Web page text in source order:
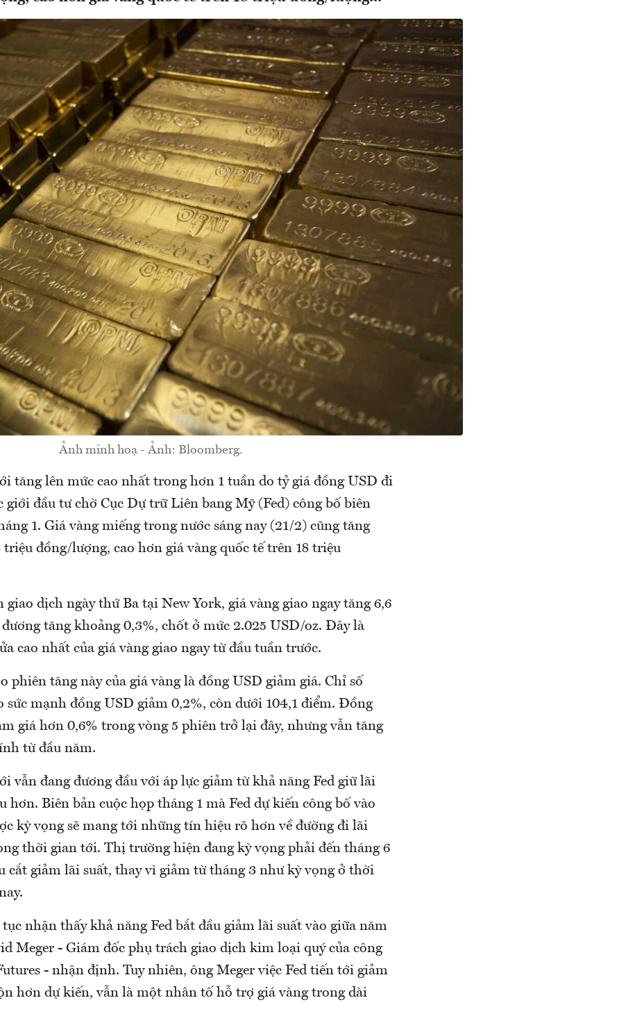
Ảnh minh hoạ - Ảnh: Bloomberg.
tăng lên mức cao nhất trong hơn 1 tuần do tỷ giá đồng USD đi
giới đầu tư chờ Cục Dự trữ Liên bang Mỹ (Fed) công bố biên
1. Giá vàng miếng trong nước sáng nay (21/2) cũng tăng
đồng/lượng, cao hơn giá vàng quốc tế trên 18 triệu
giao dịch ngày thứ Ba tại New York, giá vàng giao ngay tăng 6,6
tăng khoảng 0,3%, chốt ở mức 2.025 USD/oz. Đây là
cao nhất của giá vàng giao ngay từ đầu tuần trước.
phiên tăng này của giá vàng là đồng USD giảm giá. Chỉ số
sức mạnh đồng USD giảm 0,2%, còn dưới 104,1 điểm. Đồng
giá hơn 0,6% trong vòng 5 phiên trở lại đây, nhưng vẫn tăng
từ đầu năm.
vẫn đang đương đầu với áp lực giảm từ khả năng Fed giữ lãi
hơn. Biên bản cuộc họp tháng 1 mà Fed dự kiến công bố vào
kỳ vọng sẽ mang tới những tín hiệu rõ hơn về đường đi lãi
thời gian tới. Thị trường hiện đang kỳ vọng phải đến tháng 6
cắt giảm lãi suất, thay vì giảm từ tháng 3 như kỳ vọng ở thời
nhận thấy khả năng Fed bắt đầu giảm lãi suất vào giữa năm
Meger - Giám đốc phụ trách giao dịch kim loại quý của công
- nhận định. Tuy nhiên, ông Meger việc Fed tiến tới giảm
hơn dự kiến, vẫn là một nhân tố hỗ trợ giá vàng trong dài